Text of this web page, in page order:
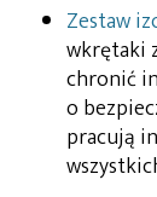
Zestaw
wkrętaki
chronić
o
pracują